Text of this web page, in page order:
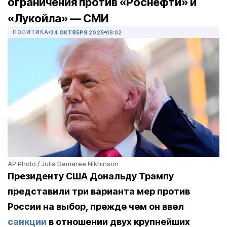
«Лукойла» — СМИ
ПОЛИТИКА 24 ОКТЯБРЯ 2025 08:02
AP Photo / Julia Demaree Nikhinson
Президенту США Дональду Трампу
представили три варианта мер против
России на выбор, прежде чем он ввел
санкции в отношении двух крупнейших